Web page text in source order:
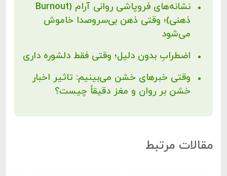
نشانه‌های فروپاشی روانی آرام (Burnout
ذهنی)؛ وقتی ذهن بی‌سروصدا خاموش
می‌شود
اضطرابِ بدون دلیل؛ وقتی فقط دلشوره داری
وقتی خبرهای خشن می‌بینیم: تاثیر اخبار
خشن بر روان و مغز دقیقاً چیست؟
مقالات مرتبط